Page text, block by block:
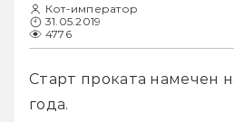
Кот-император
31.05.2019
4776
Старт проката намечен
года.